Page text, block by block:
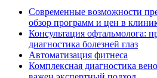
Современные возможности
обзор программ и цен в
Консультация офтальмолога:
диагностика болезней глаз
Автоматизация фитнеса
Комплексная диагностика